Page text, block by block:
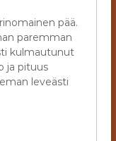
pää.
paremman
kulmautunut
ja pituus
leveästi